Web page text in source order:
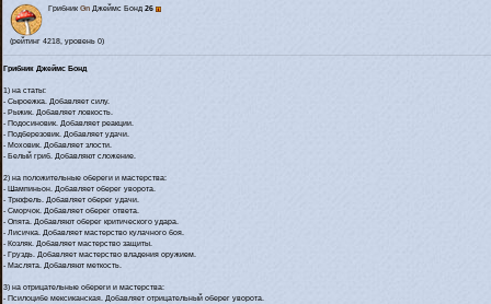
Грибник Gn Джеймс Бонд 26
(рейтинг 4218, уровень 0)
Грибник Джеймс Бонд
1) на статы:
- Сыроежка. Добавляет силу.
- Рыжик. Добавляет ловкость.
- Подосиновик. Добавляет реакции.
- Подберезовик. Добавляет удачи.
- Моховик. Добавляет злости.
- Белый гриб. Добавляют сложение.
2) на положительные обереги и мастерства:
- Шампиньон. Добавляет оберег уворота.
- Трюфель. Добавляет оберег удачи.
- Сморчок. Добавляет оберег ответа.
- Опята. Добавляют оберег критического удара.
- Лисичка. Добавляет мастерство кулачного боя.
- Козляк. Добавляет мастерство защиты.
- Груздь. Добавляет мастерство владения оружием.
- Маслята. Добавляют меткость.
3) на отрицательные обереги и мастерства:
- Псилоцибе мексиканская. Добавляет отрицательный оберег уворота.